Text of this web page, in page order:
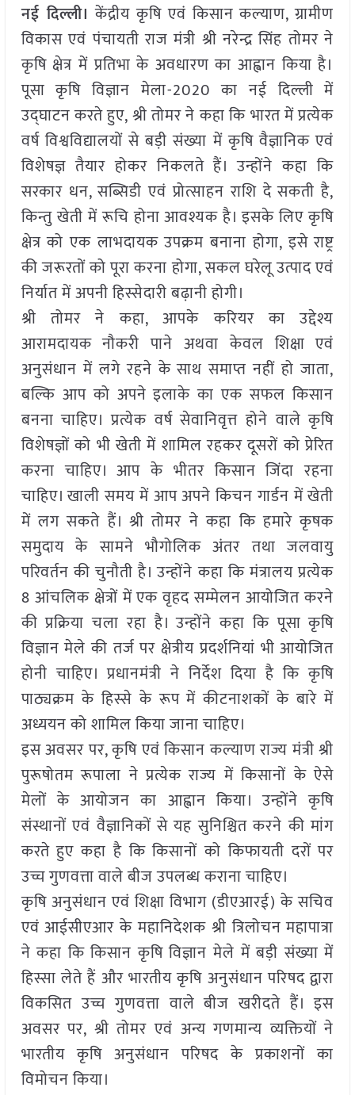
नई दिल्ली। केंद्रीय कृषि एवं किसान कल्याण, ग्रामीण
विकास एवं पंचायती राज मंत्री श्री नरेन्द्र सिंह तोमर ने
कृषि क्षेत्र में प्रतिभा के अवधारण का आह्वान किया है।
पूसा कृषि विज्ञान मेला-2020 का नई दिल्ली में
उद्घाटन करते हुए, श्री तोमर ने कहा कि भारत में प्रत्येक
वर्ष विश्वविद्यालयों से बड़ी संख्या में कृषि वैज्ञानिक एवं
विशेषज्ञ तैयार होकर निकलते हैं। उन्होंने कहा कि
सरकार धन, सब्सिडी एवं प्रोत्साहन राशि दे सकती है,
किन्तु खेती में रूचि होना आवश्यक है। इसके लिए कृषि
क्षेत्र को एक लाभदायक उपक्रम बनाना होगा, इसे राष्ट्र
की जरूरतों को पूरा करना होगा, सकल घरेलू उत्पाद एवं
निर्यात में अपनी हिस्सेदारी बढ़ानी होगी।
श्री तोमर ने कहा, आपके करियर का उद्देश्य
आरामदायक नौकरी पाने अथवा केवल शिक्षा एवं
अनुसंधान में लगे रहने के साथ समाप्त नहीं हो जाता,
बल्कि आप को अपने इलाके का एक सफल किसान
बनना चाहिए। प्रत्येक वर्ष सेवानिवृत्त होने वाले कृषि
विशेषज्ञों को भी खेती में शामिल रहकर दूसरों को प्रेरित
करना चाहिए। आप के भीतर किसान जिंदा रहना
चाहिए। खाली समय में आप अपने किचन गार्डन में खेती
में लग सकते हैं। श्री तोमर ने कहा कि हमारे कृषक
समुदाय के सामने भौगोलिक अंतर तथा जलवायु
परिवर्तन की चुनौती है। उन्होंने कहा कि मंत्रालय प्रत्येक
8 आंचलिक क्षेत्रों में एक वृहद सम्मेलन आयोजित करने
की प्रक्रिया चला रहा है। उन्होंने कहा कि पूसा कृषि
विज्ञान मेले की तर्ज पर क्षेत्रीय प्रदर्शनियां भी आयोजित
होनी चाहिए। प्रधानमंत्री ने निर्देश दिया है कि कृषि
पाठ्यक्रम के हिस्से के रूप में कीटनाशकों के बारे में
अध्ययन को शामिल किया जाना चाहिए।
इस अवसर पर, कृषि एवं किसान कल्याण राज्य मंत्री श्री
पुरूषोतम रूपाला ने प्रत्येक राज्य में किसानों के ऐसे
मेलों के आयोजन का आह्वान किया। उन्होंने कृषि
संस्थानों एवं वैज्ञानिकों से यह सुनिश्चित करने की मांग
करते हुए कहा है कि किसानों को किफायती दरों पर
उच्च गुणवत्ता वाले बीज उपलब्ध कराना चाहिए।
कृषि अनुसंधान एवं शिक्षा विभाग (डीएआरई) के सचिव
एवं आईसीएआर के महानिदेशक श्री त्रिलोचन महापात्रा
ने कहा कि किसान कृषि विज्ञान मेले में बड़ी संख्या में
हिस्सा लेते हैं और भारतीय कृषि अनुसंधान परिषद द्वारा
विकसित उच्च गुणवत्ता वाले बीज खरीदते हैं। इस
अवसर पर, श्री तोमर एवं अन्य गणमान्य व्यक्तियों ने
भारतीय कृषि अनुसंधान परिषद के प्रकाशनों का
विमोचन किया।